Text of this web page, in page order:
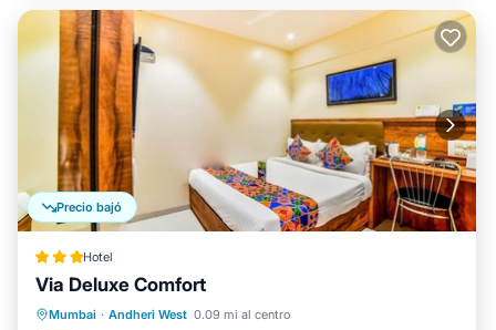
Precio bajó
Hotel
Via Deluxe Comfort
Mumbai · Andheri West 0.09 mi al centro
Desayuno
Aire acondicionado